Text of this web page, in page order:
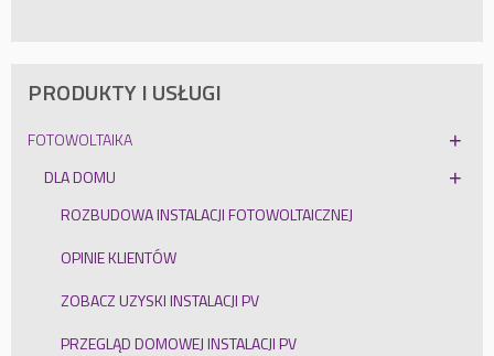
PRODUKTY I USŁUGI
FOTOWOLTAIKA
DLA DOMU
ROZBUDOWA INSTALACJI FOTOWOLTAICZNEJ
OPINIE KLIENTÓW
ZOBACZ UZYSKI INSTALACJI PV
PRZEGLĄD DOMOWEJ INSTALACJI PV